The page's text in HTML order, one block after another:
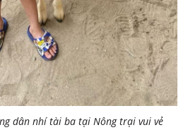
dân nhí tài ba tại Nông trại vui vẻ